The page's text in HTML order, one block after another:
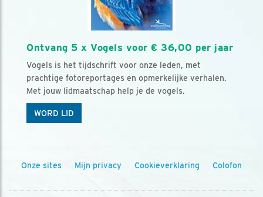
Ontvang 5 x Vogels voor € 36,00 per jaar
Vogels is het tijdschrift voor onze leden, met
prachtige fotoreportages en opmerkelijke verhalen.
Met jouw lidmaatschap help je de vogels.
WORD LID
Onze sites Mijn privacy Cookieverklaring Colofon